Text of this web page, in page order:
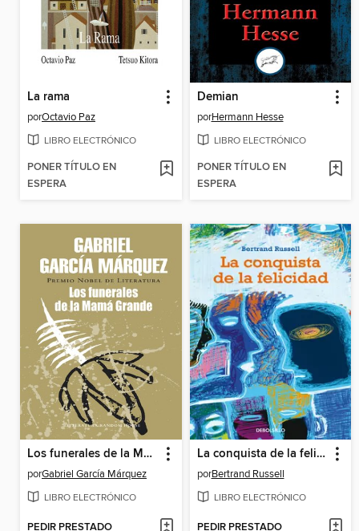
La rama
porOctavio Paz
LIBRO ELECTRÓNICO
PONER TÍTULO EN
ESPERA
Demian
porHermann Hesse
LIBRO ELECTRÓNICO
PONER TÍTULO EN
ESPERA
Los funerales de la Mamá Grande
porGabriel García Márquez
LIBRO ELECTRÓNICO
PEDIR PRESTADO
La conquista de la felicidad
porBertrand Russell
LIBRO ELECTRÓNICO
PEDIR PRESTADO